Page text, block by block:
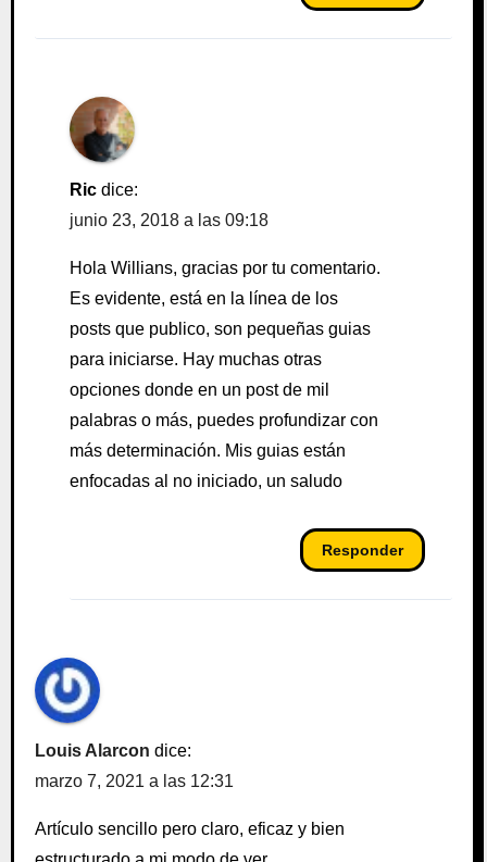
Ric dice:
junio 23, 2018 a las 09:18
Hola Willians, gracias por tu comentario.
Es evidente, está en la línea de los
posts que publico, son pequeñas guias
para iniciarse. Hay muchas otras
opciones donde en un post de mil
palabras o más, puedes profundizar con
más determinación. Mis guias están
enfocadas al no iniciado, un saludo
Responder
Louis Alarcon dice:
marzo 7, 2021 a las 12:31
Artículo sencillo pero claro, eficaz y bien